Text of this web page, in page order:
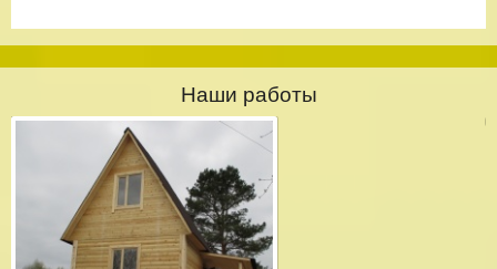
Наши работы